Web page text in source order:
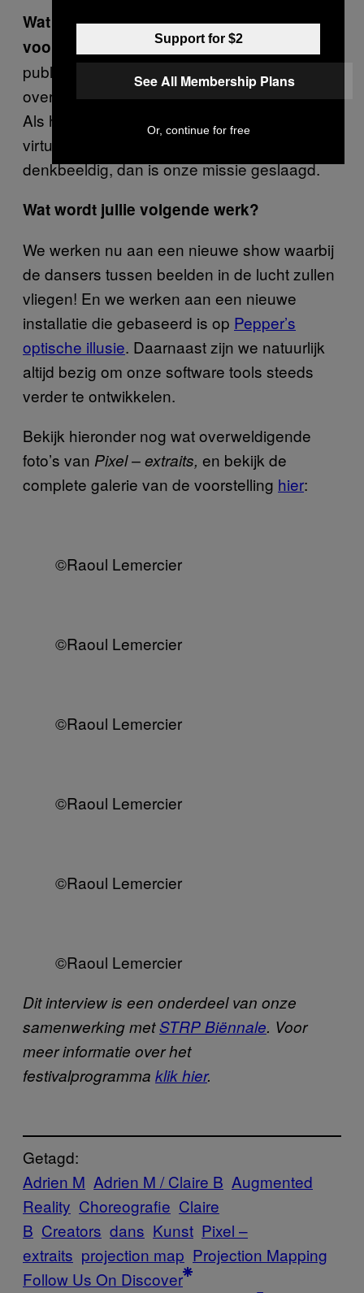
Wat hoop je dat mensen van deze
voorstelling meenemen?We willen het
publiek een nieuwe sensatie geven en ze
overweldigen met een soort magisch effect.
Als het publiek de grens tussen echt en
virtueel kan vergeten, tussen materieel en
denkbeeldig, dan is onze missie geslaagd.
Wat wordt jullie volgende werk?
We werken nu aan een nieuwe show waarbij
de dansers tussen beelden in de lucht zullen
vliegen! En we werken aan een nieuwe
installatie die gebaseerd is op Pepper’s
optische illusie. Daarnaast zijn we natuurlijk
altijd bezig om onze software tools steeds
verder te ontwikkelen.
Bekijk hieronder nog wat overweldigende
foto’s van Pixel – extraits, en bekijk de
complete galerie van de voorstelling hier:
©Raoul Lemercier
©Raoul Lemercier
©Raoul Lemercier
©Raoul Lemercier
©Raoul Lemercier
©Raoul Lemercier
Dit interview is een onderdeel van onze
samenwerking metSTRP Biënnale. Voor
meer informatie over het
festivalprogramma klik hier.
Getagd:
Adrien M Adrien M / Claire B Augmented
Reality Choreografie Claire
B Creators dans Kunst Pixel –
extraits projection map Projection Mapping
Follow Us On Discover
Support for $2
See All Membership Plans
Or, continue for free